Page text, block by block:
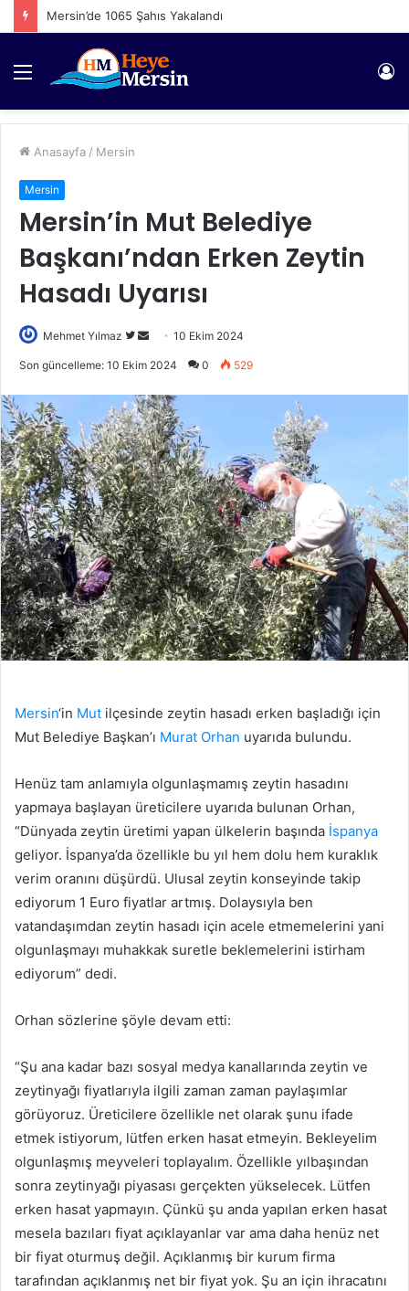
Mersin’de 1065 Şahıs Yakalandı
Menü
Anasayfa / Mersin
Mersin
Mersin’in Mut Belediye
Başkanı’ndan Erken Zeytin
Hasadı Uyarısı
Mehmet Yılmaz
Twitter'da
Bir
göndermek
10 Ekim 2024
Son güncelleme: 10 Ekim 2024 0 529
Mersin‘in Mut ilçesinde zeytin hasadı erken başladığı için
Mut Belediye Başkan’ı Murat Orhan uyarıda bulundu.
Henüz tam anlamıyla olgunlaşmamış zeytin hasadını
yapmaya başlayan üreticilere uyarıda bulunan Orhan,
“Dünyada zeytin üretimi yapan ülkelerin başında İspanya
geliyor. İspanya’da özellikle bu yıl hem dolu hem kuraklık
verim oranını düşürdü. Ulusal zeytin konseyinde takip
ediyorum 1 Euro fiyatlar artmış. Dolaysıyla ben
vatandaşımdan zeytin hasadı için acele etmemelerini yani
olgunlaşmayı muhakkak suretle beklemelerini istirham
ediyorum” dedi.
Orhan sözlerine şöyle devam etti:
“Şu ana kadar bazı sosyal medya kanallarında zeytin ve
zeytinyağı fiyatlarıyla ilgili zaman zaman paylaşımlar
görüyoruz. Üreticilere özellikle net olarak şunu ifade
etmek istiyorum, lütfen erken hasat etmeyin. Bekleyelim
olgunlaşmış meyveleri toplayalım. Özellikle yılbaşından
sonra zeytinyağı piyasası gerçekten yükselecek. Lütfen
erken hasat yapmayın. Çünkü şu anda yapılan erken hasat
mesela bazıları fiyat açıklayanlar var ama daha henüz net
bir fiyat oturmuş değil. Açıklanmış bir kurum firma
tarafından açıklanmış net bir fiyat yok. Şu an için ihracatını